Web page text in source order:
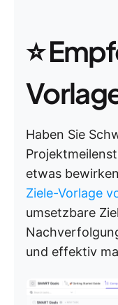
⭐
Haben Sie
etwas
Ziele-Vorlage
umsetzbare
und effektiv